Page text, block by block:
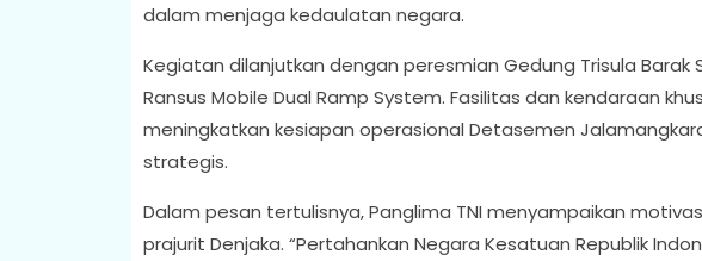
dalam menjaga kedaulatan negara.
Kegiatan dilanjutkan dengan peresmian Gedung Trisula Barak
Ransus Mobile Dual Ramp System. Fasilitas dan kendaraan
meningkatkan kesiapan operasional Detasemen
strategis.
Dalam pesan tertulisnya, Panglima TNI menyampaikan
prajurit Denjaka. “Pertahankan Negara Kesatuan Republik